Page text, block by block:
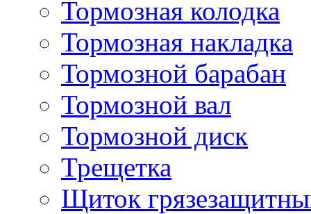
Тормозная колодка
Тормозная накладка
Тормозной барабан
Тормозной вал
Тормозной диск
Трещетка
Щиток